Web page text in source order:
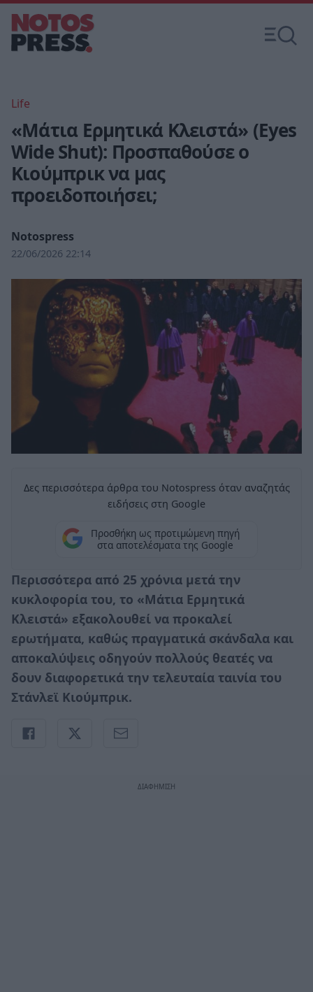
Life
«Μάτια Ερμητικά Κλειστά» (Eyes
Wide Shut): Προσπαθούσε ο
Κιούμπρικ να μας
προειδοποιήσει;
Notospress
22/06/2026 22:14
Δες περισσότερα άρθρα του Notospress όταν αναζητάς
ειδήσεις στη Google
Προσθήκη ως προτιμώμενη πηγή
στα αποτελέσματα της Google
Περισσότερα από 25 χρόνια μετά την
κυκλοφορία του, το «Μάτια Ερμητικά
Κλειστά» εξακολουθεί να προκαλεί
ερωτήματα, καθώς πραγματικά σκάνδαλα και
αποκαλύψεις οδηγούν πολλούς θεατές να
δουν διαφορετικά την τελευταία ταινία του
Στάνλεϊ Κιούμπρικ.